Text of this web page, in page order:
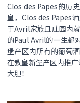
Clos des Papes的历
皇，Clos des Papes
于Avril家族且庄园内
的Paul Avril的一生都
堡产区内所有的葡萄
在教皇新堡产区内推
大胆！